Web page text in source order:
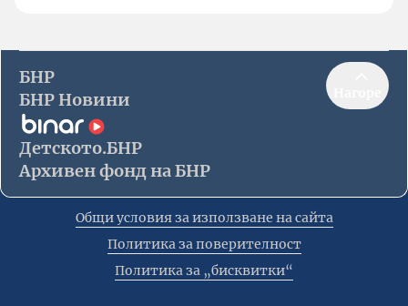
БНР
БНР Новини
Детското.БНР
Архивен фонд на БНР
Общи условия за използване на сайта
Политика за поверителност
Политика за „бисквитки“